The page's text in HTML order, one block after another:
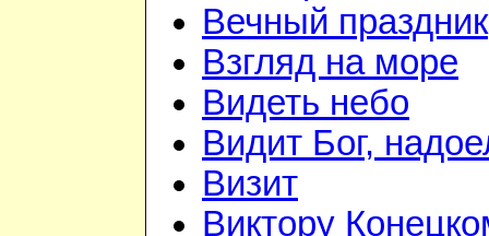
Вечный праздник
Взгляд на море
Видеть небо
Видит Бог,
Визит
Виктору